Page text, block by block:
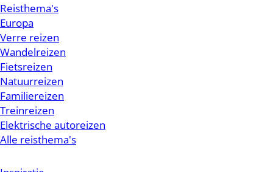
Reisthema's
Europa
Verre reizen
Wandelreizen
Fietsreizen
Natuurreizen
Familiereizen
Treinreizen
Elektrische autoreizen
Alle reisthema's